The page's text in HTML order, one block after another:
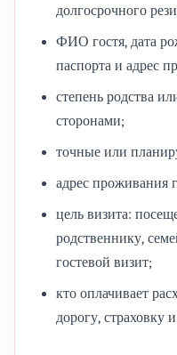
долгосрочного
ФИО гостя, дата
паспорта и адрес
степень родства
сторонами;
точные или
адрес проживания
цель визита:
родственнику,
гостевой визит;
кто оплачивает
дорогу, страховку